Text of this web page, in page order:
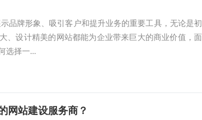
品牌形象、吸引客户和提升业务的重要工具，无论是初
、设计精美的网站都能为企业带来巨大的商业价值，面
选择一...
网站建设服务商？